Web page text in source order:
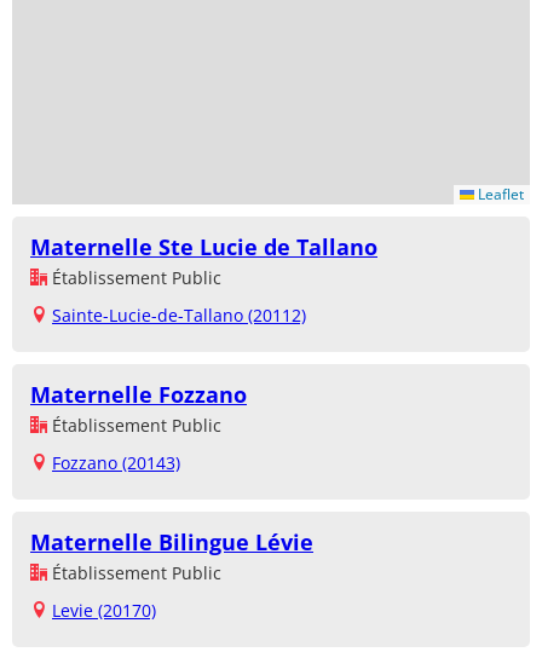
Leaflet
Maternelle Ste Lucie de Tallano
Établissement Public
Sainte-Lucie-de-Tallano (20112)
Maternelle Fozzano
Établissement Public
Fozzano (20143)
Maternelle Bilingue Lévie
Établissement Public
Levie (20170)